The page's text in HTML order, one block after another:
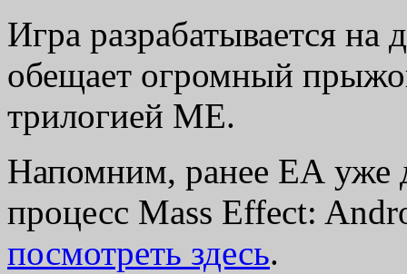
Игра разрабатывается
обещает огромный
трилогией ME.
Напомним, ранее ЕА уже
процесс Mass Effect:
посмотреть здесь.